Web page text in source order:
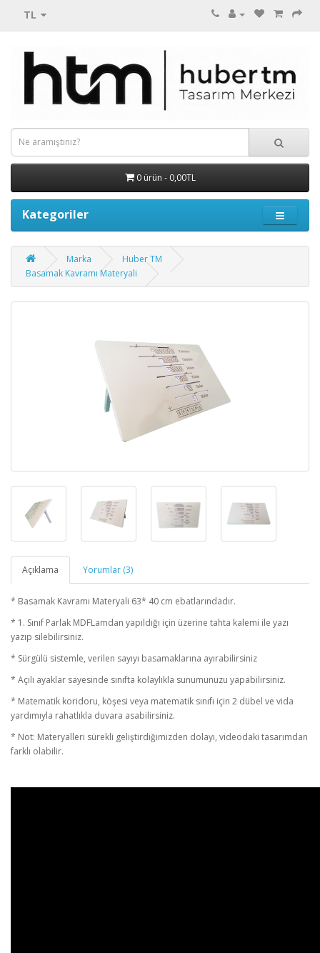
TL
0 ürün - 0,00TL
Kategoriler
Marka
Huber TM
Basamak Kavramı Materyali
Açıklama Yorumlar (3)
* Basamak Kavramı Materyali 63* 40 cm ebatlarındadır.
* 1. Sınıf Parlak MDFLamdan yapıldığı için üzerine tahta kalemi ile yazı
yazıp silebilirsiniz.
* Sürgülü sistemle, verilen sayıyı basamaklarına ayırabilirsiniz
* Açılı ayaklar sayesinde sınıfta kolaylıkla sunumunuzu yapabilirsiniz.
* Matematik koridoru, köşesi veya matematik sınıfı için 2 dübel ve vida
yardımıyla rahatlıkla duvara asabilirsiniz.
* Not: Materyalleri sürekli geliştirdiğimizden dolayı, videodaki tasarımdan
farklı olabilir.